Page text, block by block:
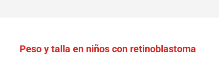
Peso y talla en niños con retinoblastoma